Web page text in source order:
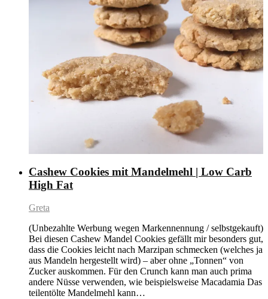
Cashew Cookies mit Mandelmehl | Low Carb
High Fat
Greta
(Unbezahlte Werbung wegen Markennennung / selbstgekauft)
Bei diesen Cashew Mandel Cookies gefällt mir besonders gut,
dass die Cookies leicht nach Marzipan schmecken (welches ja
aus Mandeln hergestellt wird) – aber ohne „Tonnen“ von
Zucker auskommen. Für den Crunch kann man auch prima
andere Nüsse verwenden, wie beispielsweise Macadamia Das
teilentölte Mandelmehl kann…